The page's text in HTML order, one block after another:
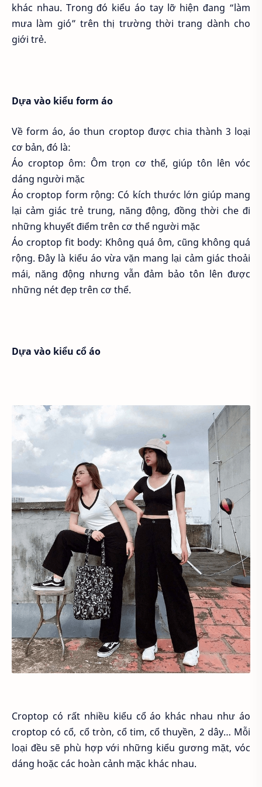
khác nhau. Trong đó kiểu áo tay lỡ hiện đang “làm
mưa làm gió” trên thị trường thời trang dành cho
giới trẻ.
Dựa vào kiểu form áo
Về form áo, áo thun croptop được chia thành 3 loại
cơ bản, đó là:
Áo croptop ôm: Ôm trọn cơ thể, giúp tôn lên vóc
dáng người mặc
Áo croptop form rộng: Có kích thước lớn giúp mang
lại cảm giác trẻ trung, năng động, đồng thời che đi
những khuyết điểm trên cơ thể người mặc
Áo croptop fit body: Không quá ôm, cũng không quá
rộng. Đây là kiểu áo vừa vặn mang lại cảm giác thoải
mái, năng động nhưng vẫn đảm bảo tôn lên được
những nét đẹp trên cơ thể.
Dựa vào kiểu cổ áo
Croptop có rất nhiều kiểu cổ áo khác nhau như áo
croptop có cổ, cổ tròn, cổ tim, cổ thuyền, 2 dây… Mỗi
loại đều sẽ phù hợp với những kiểu gương mặt, vóc
dáng hoặc các hoàn cảnh mặc khác nhau.